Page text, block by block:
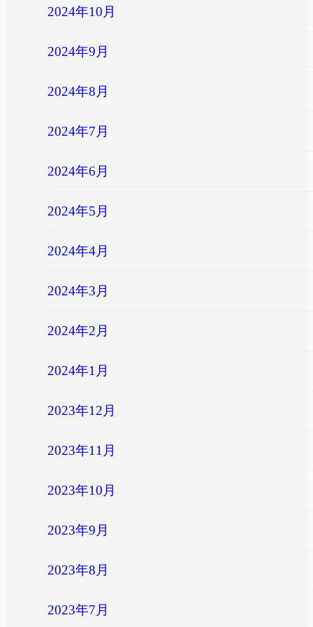
2024年10月
2024年9月
2024年8月
2024年7月
2024年6月
2024年5月
2024年4月
2024年3月
2024年2月
2024年1月
2023年12月
2023年11月
2023年10月
2023年9月
2023年8月
2023年7月